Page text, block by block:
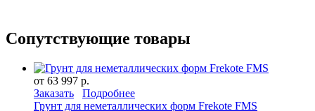
Сопутствующие товары
от 63 997 р.
Заказать
Подробнее
Грунт для неметаллических форм Frekote FMS